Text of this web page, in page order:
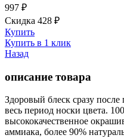
997 ₽
Скидка 428 ₽
Купить
Купить в 1 клик
Назад
описание товара
Здоровый блеск сразу
весь период носки цвета.
высококачественное
аммиака, более 90%